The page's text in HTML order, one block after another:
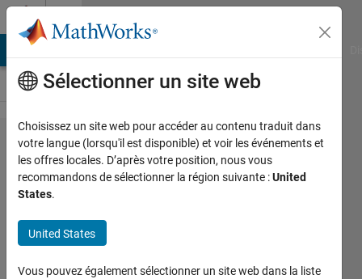
Passer au contenu
Problem
1591.
Find the
minimum
element
of the
Sélectionner un site web
Choisissez un site web pour accéder au contenu traduit dans
votre langue (lorsqu'il est disponible) et voir les événements et
les offres locales. D’après votre position, nous vous
recommandons de sélectionner la région suivante :United
States.
United States
Vous pouvez également sélectionner un site web dans la liste